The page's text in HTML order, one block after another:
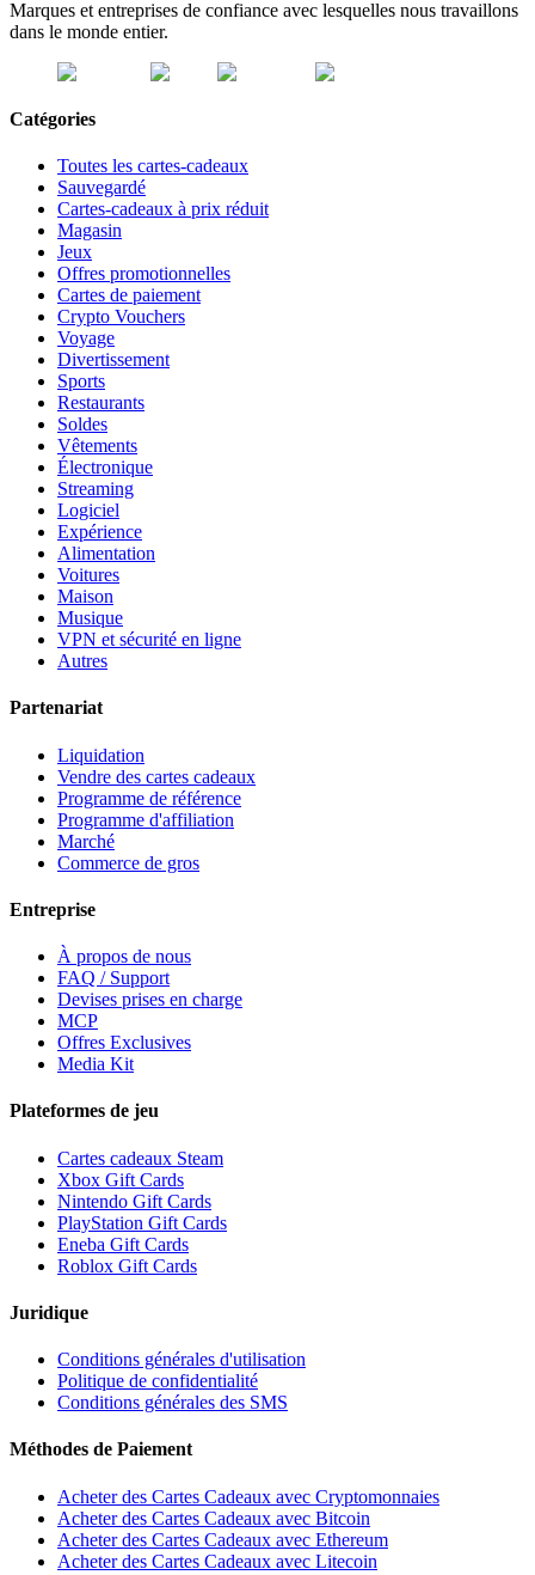
Marques et entreprises de confiance avec lesquelles nous travaillons
dans le monde entier.
Catégories
Toutes les cartes-cadeaux
Sauvegardé
Cartes-cadeaux à prix réduit
Magasin
Jeux
Offres promotionnelles
Cartes de paiement
Crypto Vouchers
Voyage
Divertissement
Sports
Restaurants
Soldes
Vêtements
Électronique
Streaming
Logiciel
Expérience
Alimentation
Voitures
Maison
Musique
VPN et sécurité en ligne
Autres
Partenariat
Liquidation
Vendre des cartes cadeaux
Programme de référence
Programme d'affiliation
Marché
Commerce de gros
Entreprise
À propos de nous
FAQ / Support
Devises prises en charge
MCP
Offres Exclusives
Media Kit
Plateformes de jeu
Cartes cadeaux Steam
Xbox Gift Cards
Nintendo Gift Cards
PlayStation Gift Cards
Eneba Gift Cards
Roblox Gift Cards
Juridique
Conditions générales d'utilisation
Politique de confidentialité
Conditions générales des SMS
Méthodes de Paiement
Acheter des Cartes Cadeaux avec Cryptomonnaies
Acheter des Cartes Cadeaux avec Bitcoin
Acheter des Cartes Cadeaux avec Ethereum
Acheter des Cartes Cadeaux avec Litecoin